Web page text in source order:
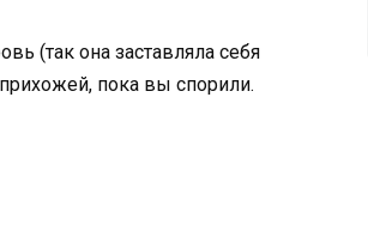
(так она заставляла себя
пока вы спорили.